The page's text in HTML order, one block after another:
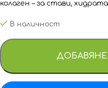
колаген – за стави,
В наличност
ДОБАВЯНЕ